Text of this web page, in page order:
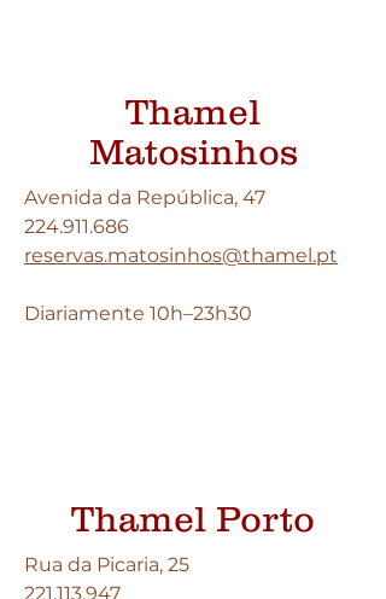
Thamel
Matosinhos
Avenida da República, 47
224.911.686
reservas.matosinhos@thamel.pt
Diariamente 10h–23h30
Thamel Porto
Rua da Picaria, 25
221.113.947